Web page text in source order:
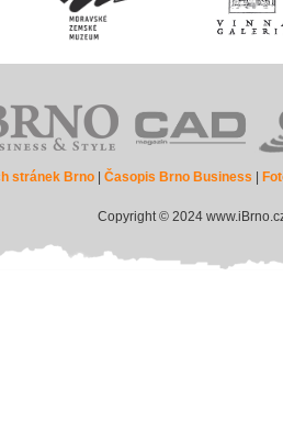
stránek Brno |Časopis Brno Business
Copyright © 2024